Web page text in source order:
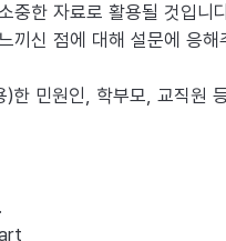
중한 자료로 활용될 것입니
끼신 점에 대해 설문에 응
한 민원인, 학부모, 교직원